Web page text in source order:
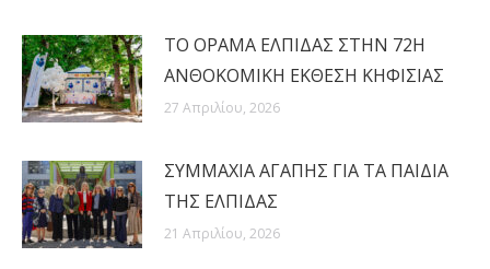
ΤΟ ΟΡΑΜΑ ΕΛΠΙΔΑΣ ΣΤΗΝ 72Η
ΑΝΘΟΚΟΜΙΚΗ ΕΚΘΕΣΗ ΚΗΦΙΣΙΑΣ
27 Απριλίου, 2026
ΣΥΜΜΑΧΙΑ ΑΓΑΠΗΣ ΓΙΑ ΤΑ ΠΑΙΔΙΑ
ΤΗΣ ΕΛΠΙΔΑΣ
21 Απριλίου, 2026